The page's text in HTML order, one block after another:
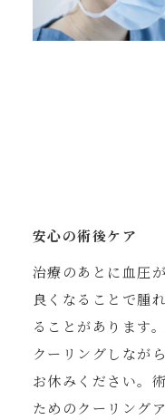
安心の術後ケア
治療のあとに血圧
良くなることで腫
ることがあります
クーリングしなが
お休みください。
ためのクーリング